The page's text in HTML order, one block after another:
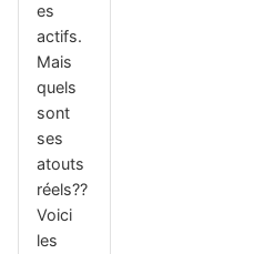
es
actifs.
Mais
quels
sont
ses
atouts
réels??
Voici
les